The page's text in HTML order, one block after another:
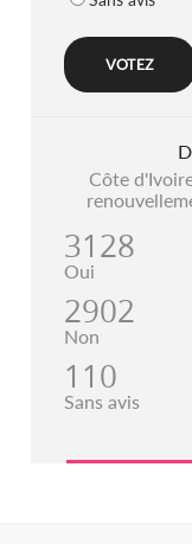
Côte
3128
Oui
2902
Non
110
Sans avis